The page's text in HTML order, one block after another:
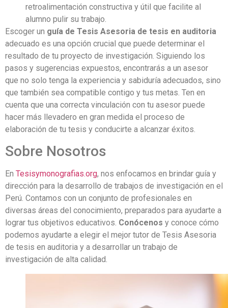
retroalimentación constructiva y útil que facilite al
alumno pulir su trabajo.
Escoger un guía de Tesis Asesoria de tesis en auditoria
adecuado es una opción crucial que puede determinar el
resultado de tu proyecto de investigación. Siguiendo los
pasos y sugerencias expuestos, encontrarás a un asesor
que no solo tenga la experiencia y sabiduría adecuados, sino
que también sea compatible contigo y tus metas. Ten en
cuenta que una correcta vinculación con tu asesor puede
hacer más llevadero en gran medida el proceso de
elaboración de tu tesis y conducirte a alcanzar éxitos.
Sobre Nosotros
En Tesisymonografias.org, nos enfocamos en brindar guía y
dirección para la desarrollo de trabajos de investigación en el
Perú. Contamos con un conjunto de profesionales en
diversas áreas del conocimiento, preparados para ayudarte a
lograr tus objetivos educativos. Conócenos y conoce cómo
podemos ayudarte a elegir el mejor tutor de Tesis Asesoria
de tesis en auditoria y a desarrollar un trabajo de
investigación de alta calidad.